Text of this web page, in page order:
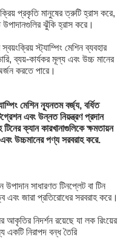
প্রকৃতি মানুষের ত্রুটি হ্রাস করে,
ঝুঁকি হ্রাস করে।
স্ট্যাম্পিং মেশিন ব্যবহার
ব্যয়-কার্যকর মূল্য এবং উচ্চ মানের
করতে পারে।
মেশিন ন্যূনতম বর্জ্য, বর্ধিত
এবং উন্নত নিয়ন্ত্রণ প্রদান
ক্যান কারখানাগুলিকে ক্ষমতায়ন
উচ্চমানের পণ্য সরবরাহ করে.
সাধারণত টিনপ্লেট বা টিন
এবং জারা প্রতিরোধের সরবরাহ করে।
নিদর্শন রয়েছে যা লক রিংয়ের
নিরাপদ বন্ধ তৈরি